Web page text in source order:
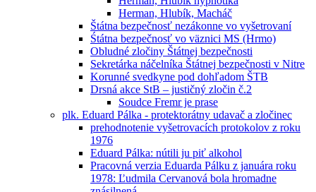
Herman, Hlubík, Macháč
Štátna bezpečnosť nezákonne vo vyšetrovaní
Śtátna bezpečnosť vo väznici MS (Hrmo)
Obludné zločiny Štátnej bezpečnosti
Sekretárka náčelníka Štátnej bezpečnosti v Nitre
Korunné svedkyne pod dohľadom ŠTB
Drsná akce StB – justičný zločin č.2
Soudce Fremr je prase
plk. Eduard Pálka - protektorátny udavač a zločinec
prehodnotenie vyšetrovacích protokolov z roku
1976
Eduard Pálka: nútili ju piť alkohol
Pracovná verzia Eduarda Pálku z januára roku
1978: Ľudmila Cervanová bola hromadne